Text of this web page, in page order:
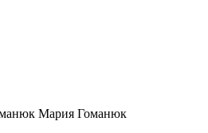
Мария Гоманюк